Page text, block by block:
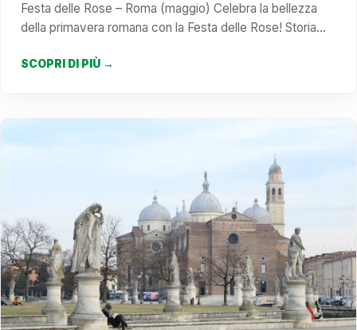
Festa delle Rose – Roma (maggio) Celebra la bellezza
della primavera romana con la Festa delle Rose! Storia…
SCOPRI DI PIÙ →